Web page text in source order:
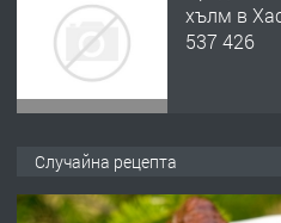
хълм в
537 426
Случайна рецепта